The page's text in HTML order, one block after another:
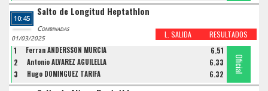
10:45
Salto de Longitud Heptathlon
Combinadas
L. SALIDA RESULTADOS
01/03/2025
1 Ferran ANDERSSON MURCIA 6.51
Oficial
2 Antonio ALVAREZ AGUILELLA 6.33 Oficial
3 Hugo DOMINGUEZ TARIFA 6.32
Oficial